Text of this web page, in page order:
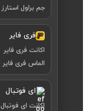
جم براول استارز
فری فایر
اکانت فری فایر
الماس فری فایر
ای فوتبال
اکانت ای فوتبال